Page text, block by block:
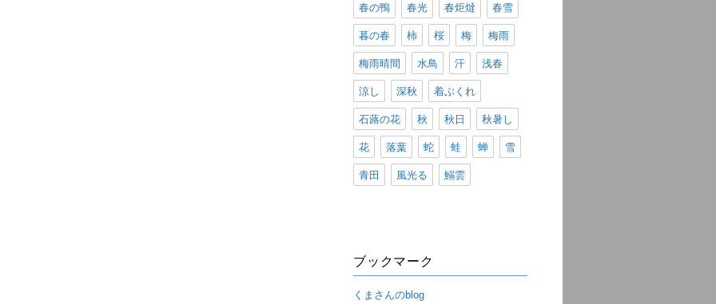
春の鴨 春光 春炬燵 春雪
暮の春 柿 桜 梅 梅雨
梅雨晴間 水鳥 汗 浅春
涼し 深秋 着ぶくれ
石蕗の花 秋 秋日 秋暑し
花 落葉 蛇 蛙 蝉 雪
青田 風光る 鰯雲
ブックマーク
くまさんのblog